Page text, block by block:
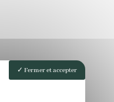
Fermer et accepter